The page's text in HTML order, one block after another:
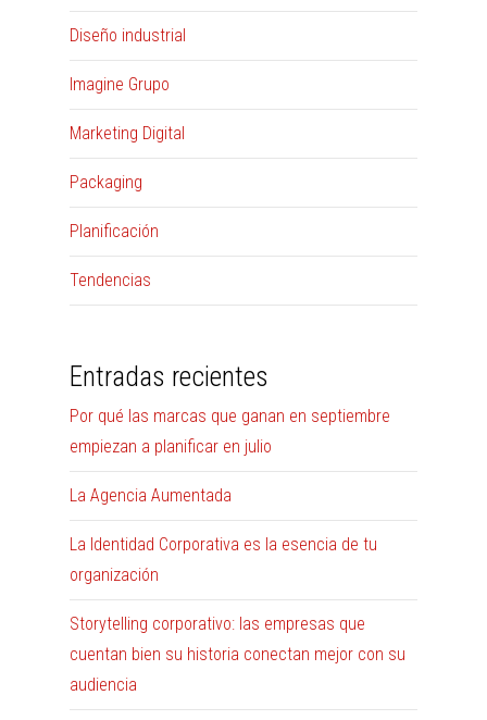
Diseño industrial
Imagine Grupo
Marketing Digital
Packaging
Planificación
Tendencias
Entradas recientes
Por qué las marcas que ganan en septiembre
empiezan a planificar en julio
La Agencia Aumentada
La Identidad Corporativa es la esencia de tu
organización
Storytelling corporativo: las empresas que
cuentan bien su historia conectan mejor con su
audiencia